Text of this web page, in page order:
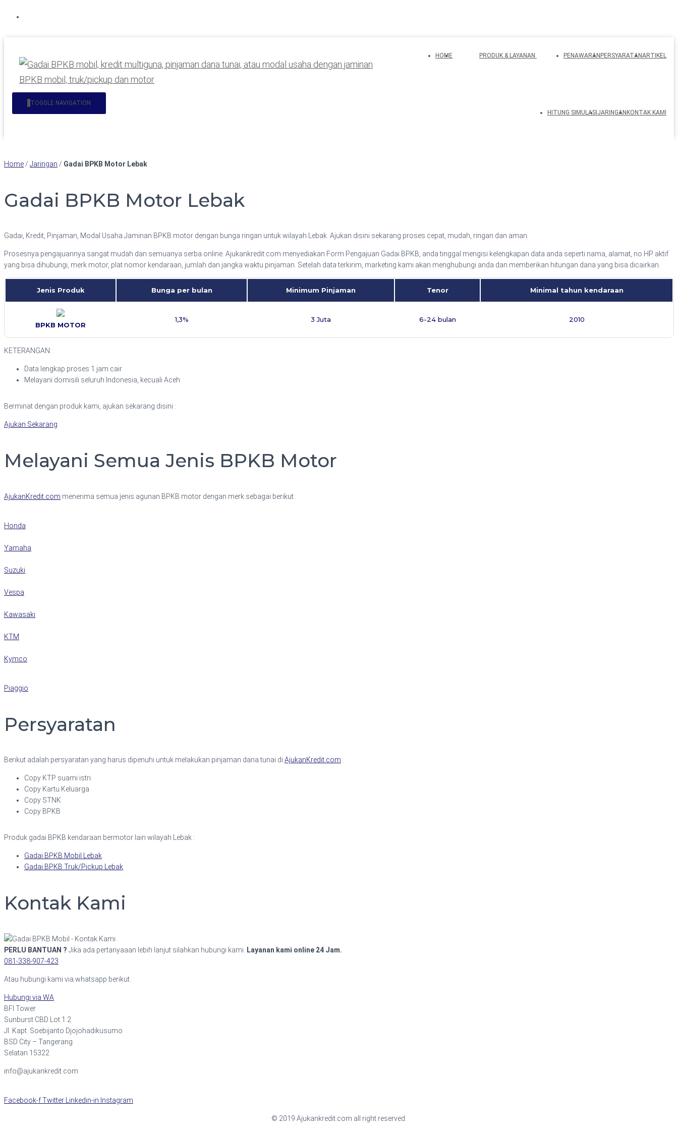
TOGGLE NAVIGATION
HOME PRODUK & LAYANAN PENAWARAN PERSYARATANARTIKEL
HITUNG SIMULASI JARINGAN KONTAK KAMI
Home / Jaringan / Gadai BPKB Motor Lebak
Gadai BPKB Motor Lebak
Gadai, Kredit, Pinjaman, Modal Usaha Jaminan BPKB motor dengan bunga ringan untuk wilayah Lebak. Ajukan disini sekarang proses cepat, mudah, ringan dan aman.
Prosesnya pengajuannya sangat mudah dan semuanya serba online. Ajukankredit.com menyediakan Form Pengajuan Gadai BPKB, anda tinggal mengisi kelengkapan data anda seperti nama, alamat, no.HP aktif
yang bisa dihubungi, merk motor, plat nomor kendaraan, jumlah dan jangka waktu pinjaman. Setelah data terkirim, marketing kami akan menghubungi anda dan memberikan hitungan dana yang bisa dicairkan.
Jenis Produk Bunga per bulan Minimum Pinjaman Tenor Minimal tahun kendaraan
BPKB MOTOR
1,3% 3 Juta 6-24 bulan 2010
KETERANGAN :
Data lengkap proses 1 jam cair
Melayani domisili seluruh Indonesia, kecuali Aceh
Berminat dengan produk kami, ajukan sekarang disini :
Ajukan Sekarang
Melayani Semua Jenis BPKB Motor
AjukanKredit.com menerima semua jenis agunan BPKB motor dengan merk sebagai berikut :
Honda
Yamaha
Suzuki
Vespa
Kawasaki
KTM
Kymco
Piaggio
Persyaratan
Berikut adalah persyaratan yang harus dipenuhi untuk melakukan pinjaman dana tunai di AjukanKredit.com :
Copy KTP suami istri
Copy Kartu Keluarga
Copy STNK
Copy BPKB
Produk gadai BPKB kendaraan bermotor lain wilayah Lebak :
Gadai BPKB Mobil Lebak
Gadai BPKB Truk/Pickup Lebak
Kontak Kami
PERLU BANTUAN ? Jika ada pertanyaaan lebih lanjut silahkan hubungi kami.
Layanan kami online 24 Jam.
081-338-907-423
Atau hubungi kami via whatsapp berikut :
Hubungi via WA
BFI Tower
Sunburst CBD Lot.1.2
Jl. Kapt. Soebijanto Djojohadikusumo
BSD City – Tangerang
Selatan 15322
info@ajukankredit.com
Facebook-fTwitter Linkedin-in Instagram
© 2019 Ajukankredit.com all right reserved.